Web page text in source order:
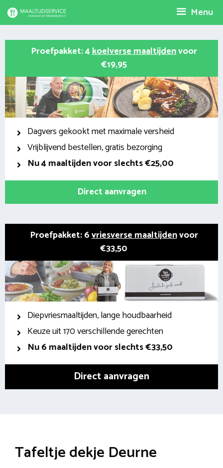
Spring
naar
Menu
Proefpakket: 4koelverse maaltijdenvoor
€19,95
Dagvers gekookt met maximale versheid
Vrijblijvend bestellen, gratis bezorging
Nu4 maaltijden voor slechts €25,00
Direct aanvragen
Proefpakket: 6vriesverse maaltijdenvoor
€33,50
Diepvriesmaaltijden, lange houdbaarheid
Keuze uit 170 verschillende gerechten
Nu 6 maaltijden voor slechts €33,50
Direct aanvragen
Tafeltje dekje Deurne